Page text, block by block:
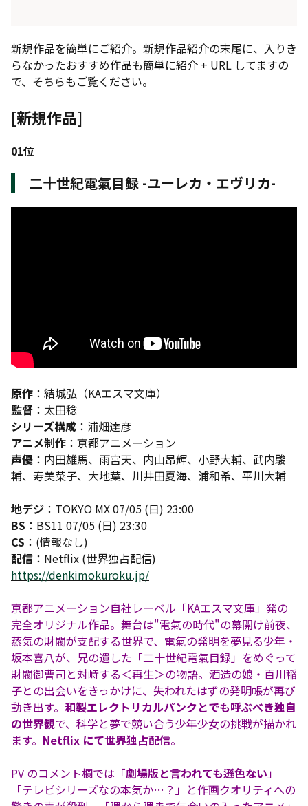
新規作品を簡単にご紹介。新規作品紹介の末尾に、入りき
らなかったおすすめ作品も簡単に紹介 + URL してますの
で、そちらもご覧ください。
[新規作品]
01位
二十世紀電氣目録 -ユーレカ・エヴリカ-
原作 ：結城弘（KAエスマ文庫）
監督 ：太田稔
シリーズ構成 ：浦畑達彦
アニメ制作 ：京都アニメーション
声優 ：内田雄馬、雨宮天、内山昂輝、小野大輔、武内駿
輔、寿美菜子、大地葉、川井田夏海、浦和希、平川大輔
地デジ ：TOKYO MX 07/05 (日) 23:00
BS ：BS11 07/05 (日) 23:30
CS ：(情報なし)
配信 ：Netflix (世界独占配信)
https://denkimokuroku.jp/
京都アニメーション自社レーベル「KAエスマ文庫」発の
完全オリジナル作品。舞台は"電氣の時代"の幕開け前夜、
蒸気の財閥が支配する世界で、電氣の発明を夢見る少年・
坂本喜八が、兄の遺した「二十世紀電氣目録」をめぐって
財閥御曹司と対峙する＜再生＞の物語。酒造の娘・百川稲
子との出会いをきっかけに、失われたはずの発明帳が再び
動き出す。 和製エレクトリカルパンクとでも呼ぶべき独自
の世界観で、科学と夢で競い合う少年少女の挑戦が描かれ
ます。 Netflix にて世界独占配信。
PV のコメント欄では「劇場版と言われても遜色ない」
「テレビシリーズなの本気か…？」と作画クオリティへの